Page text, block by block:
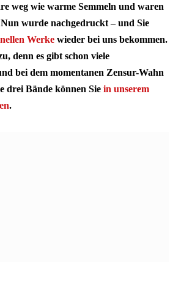
weg wie warme Semmeln und waren
wurde nachgedruckt – und Sie
Werke wieder bei uns bekommen.
denn es gibt schon viele
bei dem momentanen Zensur-Wahn
drei Bände können Sie in unserem
.